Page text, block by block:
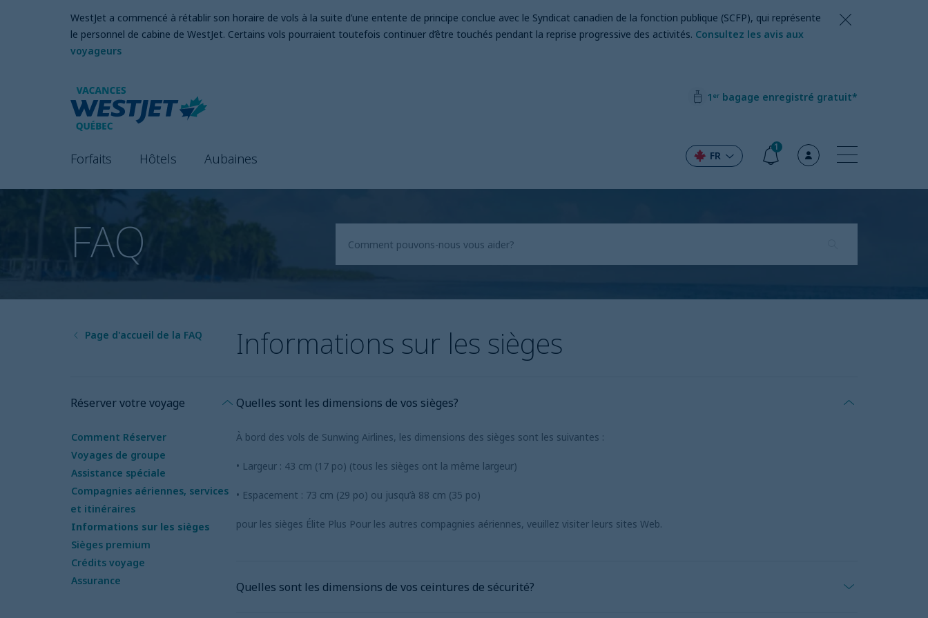
WestJet a commencé à rétablir son horaire de vols à la suite d’une entente de principe conclue avec le Syndicat canadien de la fonction publique (SCFP), qui représente
le personnel de cabine de WestJet. Certains vols pourraient toutefois continuer d’être touchés pendant la reprise progressive des activités. Consultez les avis aux
voyageurs
1ᵉʳ bagage enregistré gratuit*
Forfaits Hôtels Aubaines FR
1
FAQ
Page d'accueil de la FAQ
Réserver votre voyage
Comment Réserver
Voyages de groupe
Assistance spéciale
Compagnies aériennes, services
et itinéraires
Informations sur les sièges
Sièges premium
Crédits voyage
Assurance
Informations sur les sièges
Quelles sont les dimensions de vos sièges?
À bord des vols de Sunwing Airlines, les dimensions des sièges sont les suivantes :
• Largeur : 43 cm (17 po) (tous les sièges ont la même largeur)
• Espacement : 73 cm (29 po) ou jusqu’à 88 cm (35 po)
pour les sièges Élite Plus Pour les autres compagnies aériennes, veuillez visiter leurs sites Web.
Quelles sont les dimensions de vos ceintures de sécurité?